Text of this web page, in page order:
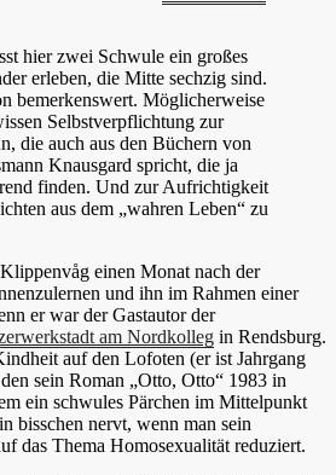
hier zwei Schwule ein großes
erleben, die Mitte sechzig sind.
bemerkenswert. Möglicherweise
Selbstverpflichtung zur
die auch aus den Büchern von
Knausgard spricht, die ja
finden. Und zur Aufrichtigkeit
aus dem „wahren Leben“ zu
einen Monat nach der
und ihn im Rahmen einer
er war der Gastautor der
am Nordkolleg in Rendsburg.
auf den Lofoten (er ist Jahrgang
sein Roman „Otto, Otto“ 1983 in
ein schwules Pärchen im Mittelpunkt
bisschen nervt, wenn man sein
das Thema Homosexualität reduziert.